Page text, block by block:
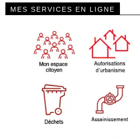
Contacts
MES SERVICES EN LIGNE